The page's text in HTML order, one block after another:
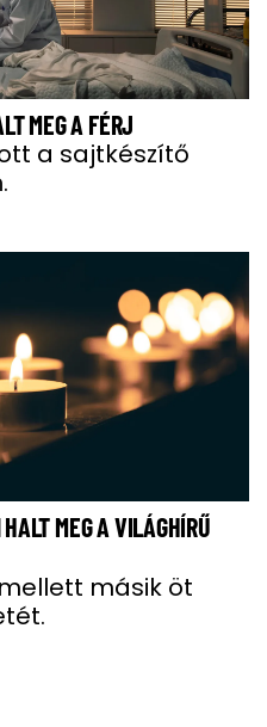
MEG A FÉRJ
a sajtkészítő
MEG A VILÁGHÍRŰ
másik öt